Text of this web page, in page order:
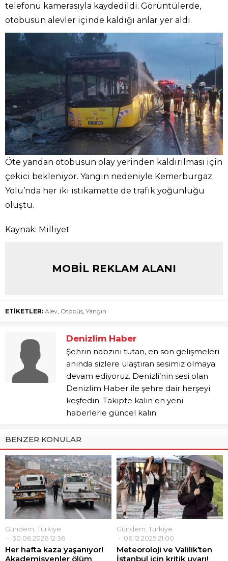
telefonu kamerasıyla kaydedildi. Görüntülerde,
otobüsün alevler içinde kaldığı anlar yer aldı.
Öte yandan otobüsün olay yerinden kaldırılması için
çekici bekleniyor. Yangın nedeniyle Kemerburgaz
Yolu’nda her iki istikamette de trafik yoğunluğu
oluştu.
Kaynak: Milliyet
MOBİL REKLAM ALANI
ETİKETLER: Alev, Otobüs, Yangın
Denizlim Haber
Şehrin nabzını tutan, en son gelişmeleri
anında sizlere ulaştıran sesimiz olmaya
devam ediyoruz. Denizli’nin sesi olan
Denizlim Haber ile şehre dair herşeyi
keşfedin. Takipte kalın en yeni
haberlerle güncel kalın.
BENZER KONULAR
Gündem Türkiye
30.06.2026 12:36
Her hafta kaza yaşanıyor!
Akademisyenler ölüm
Gündem Türkiye
06.12.2025 21:00
Meteoroloji ve Valilik’ten
İstanbul için kritik uyarı!